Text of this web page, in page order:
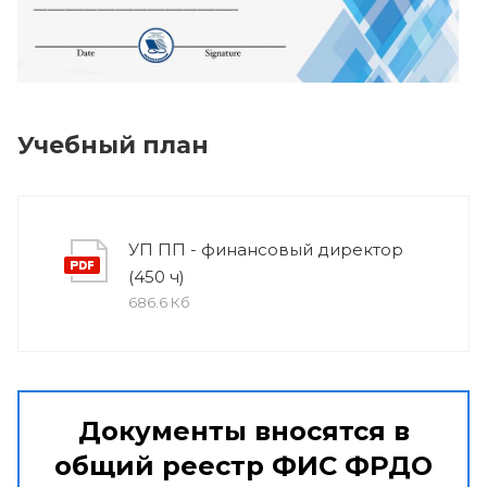
Учебный план
УП ПП - финансовый директор
(450 ч)
686.6 Кб
Документы вносятся в
общий реестр ФИС ФРДО